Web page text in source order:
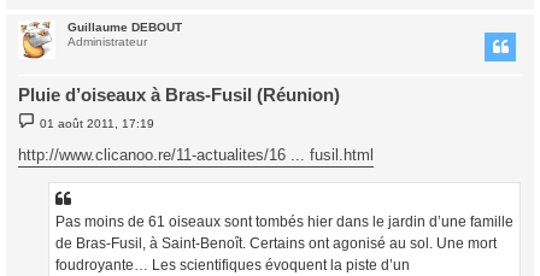
Guillaume DEBOUT
Administrateur
Pluie d’oiseaux à Bras-Fusil (Réunion)
M
e
s
01 août 2011, 17:19
http://www.clicanoo.re/11-actualites/16 ... fusil.html
Pas moins de 61 oiseaux sont tombés hier dans le jardin d’une famille
de Bras-Fusil, à Saint-Benoît. Certains ont agonisé au sol. Une mort
foudroyante… Les scientifiques évoquent la piste d’un